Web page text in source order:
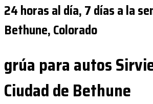
24 horas al día, 7 días a la
Bethune, Colorado
grúa para autos
Ciudad de Bethune